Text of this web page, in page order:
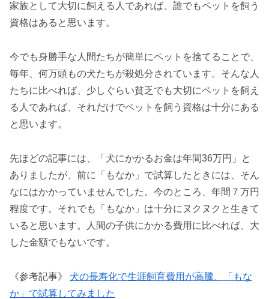
家族として大切に飼える人であれば、誰でもペットを飼う
資格はあると思います。
今でも身勝手な人間たちが簡単にペットを捨てることで、
毎年、何万頭もの犬たちが殺処分されています。そんな人
たちに比べれば、少しぐらい貧乏でも大切にペットを飼え
る人であれば、それだけでペットを飼う資格は十分にある
と思います。
先ほどの記事には、「犬にかかるお金は年間36万円」と
ありましたが、前に「もなか」で試算したときには、そん
なにはかかっていませんでした。今のところ、年間７万円
程度です。それでも「もなか」は十分にヌクヌクと生きて
いると思います。人間の子供にかかる費用に比べれば、大
した金額でもないです。
《参考記事》 犬の長寿化で生涯飼育費用が高騰、「もな
か」で試算してみました